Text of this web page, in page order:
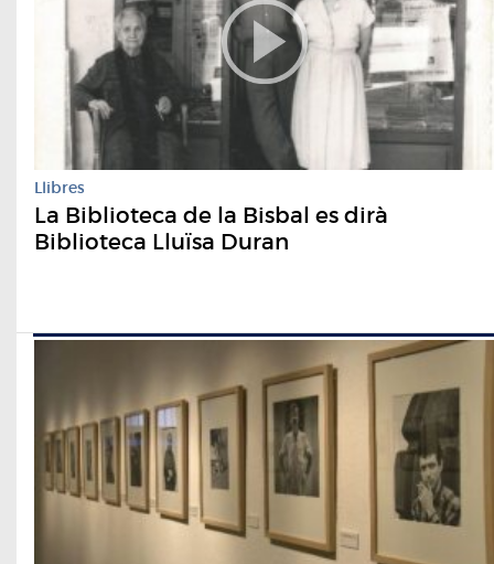
Llibres
La Biblioteca de la Bisbal es dirà
Biblioteca Lluïsa Duran